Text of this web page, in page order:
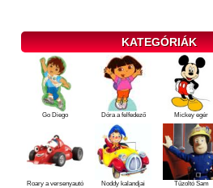
KATEGÓRIÁK
Go Diego Dóra a felfedező Mickey egér
Roary a versenyautó Noddy kalandjai Tűzoltó Sam